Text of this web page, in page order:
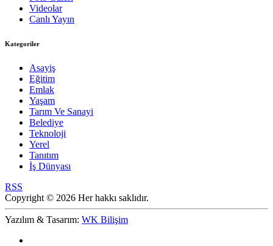
Videolar
Canlı Yayın
Kategoriler
Asayiş
Eğitim
Emlak
Yaşam
Tarım Ve Sanayi
Belediye
Teknoloji
Yerel
Tanıtım
İş Dünyası
RSS
Copyright © 2026 Her hakkı saklıdır.
Yazılım & Tasarım: WK Bilişim